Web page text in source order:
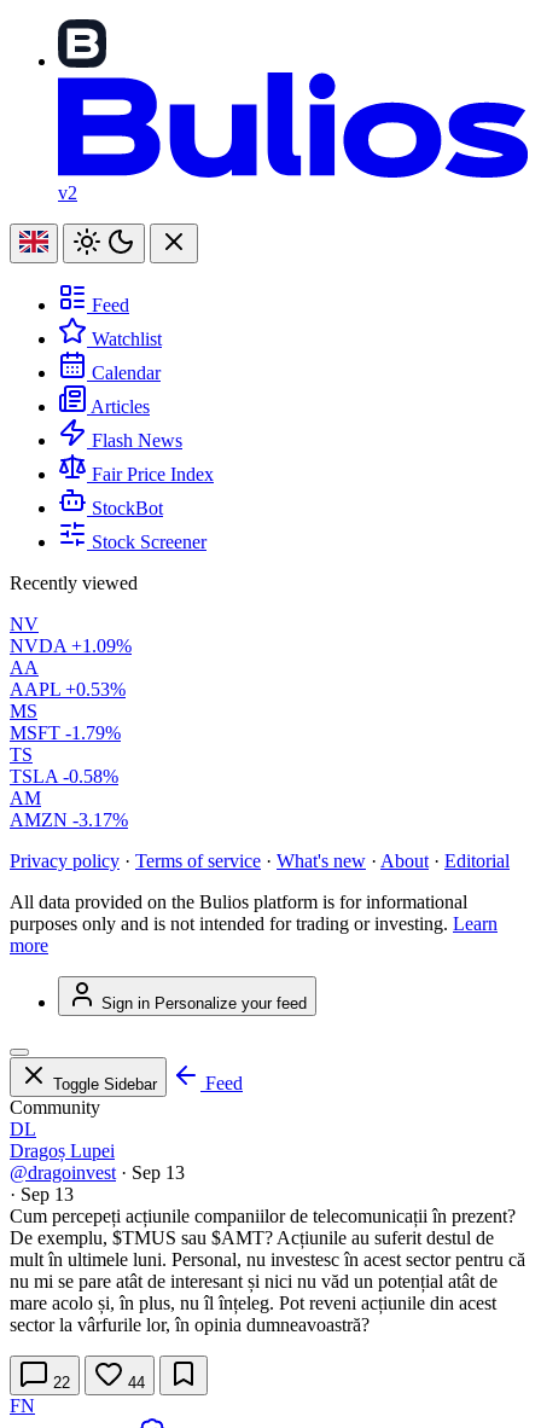
v2
Feed
Watchlist
Calendar
Articles
Flash News
Fair Price Index
StockBot
Stock Screener
Recently viewed
NV
NVDA +1.09%
AA
AAPL +0.53%
MS
MSFT -1.79%
TS
TSLA -0.58%
AM
AMZN -3.17%
Privacy policy · Terms of service · What's new · About · Editorial
All data provided on the Bulios platform is for informational
purposes only and is not intended for trading or investing. Learn
more
Sign in Personalize your feed
Toggle Sidebar
Feed
Community
DL
Dragoș Lupei
@dragoinvest · Sep 13
· Sep 13
Cum percepeți acțiunile companiilor de telecomunicații în prezent?
De exemplu, $TMUS sau $AMT? Acțiunile au suferit destul de
mult în ultimele luni. Personal, nu investesc în acest sector pentru că
nu mi se pare atât de interesant și nici nu văd un potențial atât de
mare acolo și, în plus, nu îl înțeleg. Pot reveni acțiunile din acest
sector la vârfurile lor, în opinia dumneavoastră?
22 44
FN